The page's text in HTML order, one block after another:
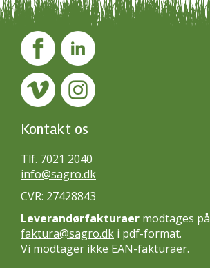
Kontakt os
Tlf. 7021 2040
info@sagro.dk
CVR: 27428843
Leverandørfakturaer modtages på
faktura@sagro.dk i pdf-format.
Vi modtager ikke EAN-fakturaer.